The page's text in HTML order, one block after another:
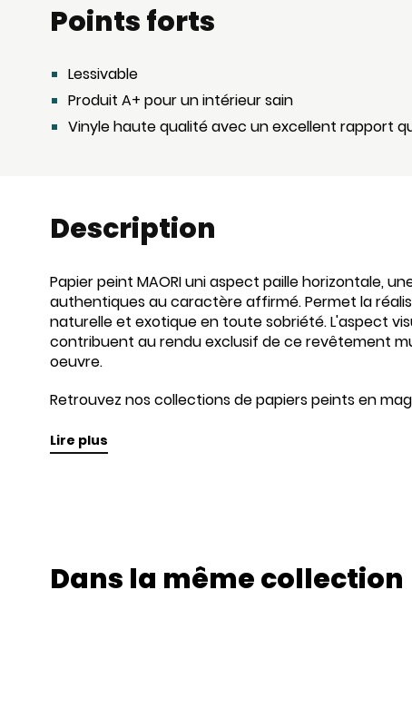
Points forts
Lessivable
Produit A+ pour un intérieur sain
Vinyle haute qualité avec un excellent rapport
Description
Papier peint MAORI uni aspect paille horizontale,
authentiques au caractère affirmé. Permet la
naturelle et exotique en toute sobriété. L'aspect
contribuent au rendu exclusif de ce revêtement
oeuvre.
Retrouvez nos collections de papiers peints en
Lire plus
Dans la même collection